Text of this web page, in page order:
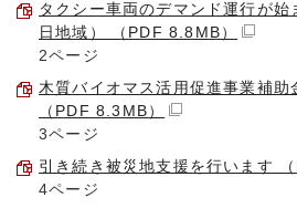
タクシー車両のデマンド運行が始
日地域） （PDF 8.8MB）
2ページ
木質バイオマス活用促進事業補助
（PDF 8.3MB）
3ページ
引き続き被災地支援を行います
4ページ